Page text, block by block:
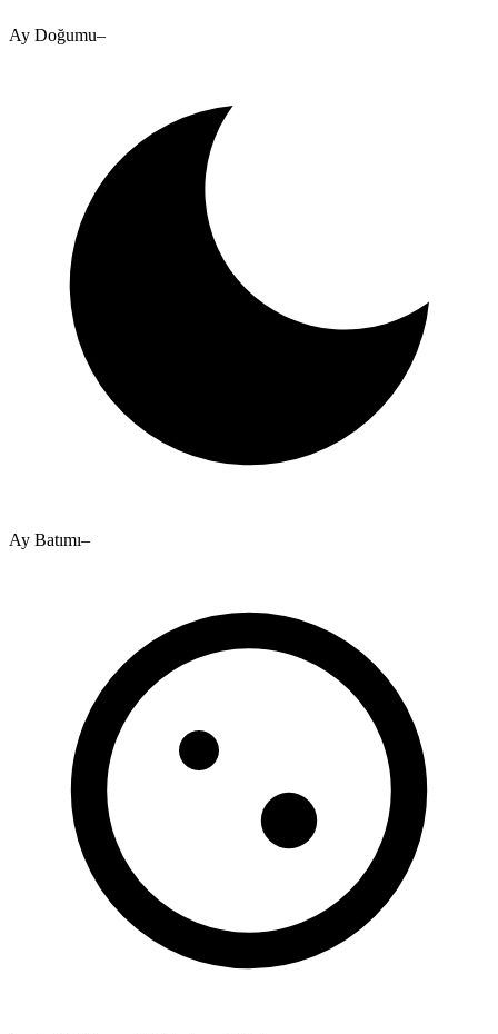
Ay Doğumu–
Ay Batımı–